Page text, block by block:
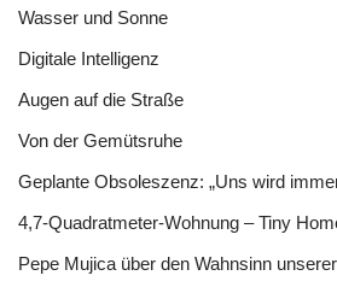
Wasser und Sonne
Digitale Intelligenz
Augen auf die Straße
Von der Gemütsruhe
Geplante Obsoleszenz: „Uns wird
4,7-Quadratmeter-Wohnung – Tiny
Pepe Mujica über den Wahnsinn